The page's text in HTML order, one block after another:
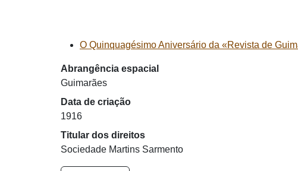
O Quinquagésimo Aniversário da «Revista de
Abrangência espacial
Guimarães
Data de criação
1916
Titular dos direitos
Sociedade Martins Sarmento